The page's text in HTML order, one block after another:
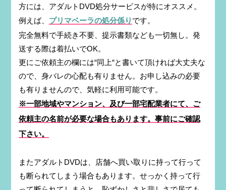
方には、アダルトDVD処分サービスが特にオススメ。
例えば、 プリマベーラの処分係り です。
完全無料で手続き不要、提示書類なども一切無し。発
送する際は着払いでOK。
更にご依頼主の欄には“同上“と書いて頂ければ大丈夫な
ので、身バレの心配も有りません。お申し込みの必要
も有りませんので、気軽に利用可能です。
※一部地域やマンション、及び一部宅配業者にて、ご
依頼主の名前が必要な場合もあります。事前にご確認
下さい。
またアダルトDVDは、店舗へ買い取りに持って行って
も断られてしまう場合もあります。せっかく持って行